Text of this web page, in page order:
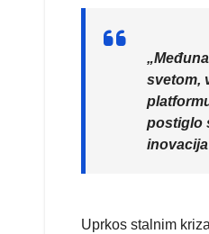
svetom,
postiglo
Uprkos stalnim